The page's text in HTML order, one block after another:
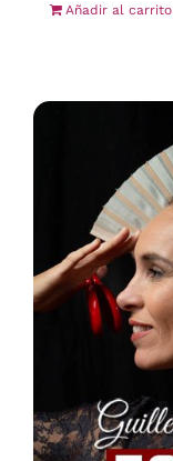
Añadir al carrito